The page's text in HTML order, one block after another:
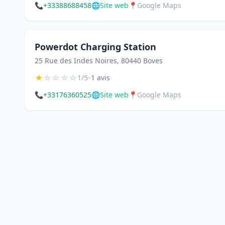
📞+33388688458🌐Site web 📍 Google Maps
Powerdot Charging Station
25 Rue des Indes Noires, 80440 Boves
★☆☆☆☆1/5•1 avis
📞+33176360525🌐Site web 📍 Google Maps